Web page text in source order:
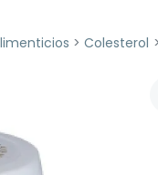
Colesterol